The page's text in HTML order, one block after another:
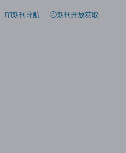
期刊导航 期刊开放获取